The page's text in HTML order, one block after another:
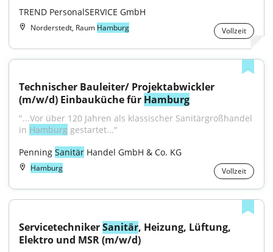
TREND PersonalSERVICE GmbH
Norderstedt, Raum Hamburg Vollzeit
Technischer Bauleiter/ Projektabwickler
(m/w/d) Einbauküche für Hamburg
"...Vor über 120 Jahren als klassischer Sanitärgroßhandel
in Hamburg gestartet..."
Penning Sanitär Handel GmbH & Co. KG
Hamburg Vollzeit
Servicetechniker Sanitär, Heizung, Lüftung,
Elektro und MSR (m/w/d)